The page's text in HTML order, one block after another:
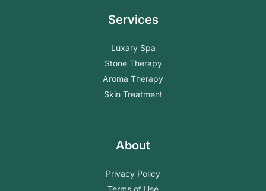
Services
Luxary Spa
Stone Therapy
Aroma Therapy
Skin Treatment
About
Privacy Policy